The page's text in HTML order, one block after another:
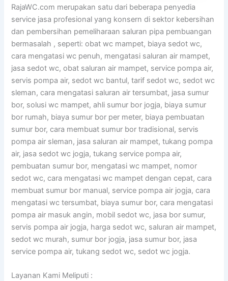
RajaWC.com merupakan satu dari beberapa penyedia
service jasa profesional yang konsern di sektor kebersihan
dan pembersihan pemeliharaan saluran pipa pembuangan
bermasalah , seperti: obat wc mampet, biaya sedot wc,
cara mengatasi wc penuh, mengatasi saluran air mampet,
jasa sedot wc, obat saluran air mampet, service pompa air,
servis pompa air, sedot wc bantul, tarif sedot wc, sedot wc
sleman, cara mengatasi saluran air tersumbat, jasa sumur
bor, solusi wc mampet, ahli sumur bor jogja, biaya sumur
bor rumah, biaya sumur bor per meter, biaya pembuatan
sumur bor, cara membuat sumur bor tradisional, servis
pompa air sleman, jasa saluran air mampet, tukang pompa
air, jasa sedot wc jogja, tukang service pompa air,
pembuatan sumur bor, mengatasi wc mampet, nomor
sedot wc, cara mengatasi wc mampet dengan cepat, cara
membuat sumur bor manual, service pompa air jogja, cara
mengatasi wc tersumbat, biaya sumur bor, cara mengatasi
pompa air masuk angin, mobil sedot wc, jasa bor sumur,
servis pompa air jogja, harga sedot wc, saluran air mampet,
sedot wc murah, sumur bor jogja, jasa sumur bor, jasa
service pompa air, tukang sedot wc, sedot wc jogja.
Layanan Kami Meliputi :